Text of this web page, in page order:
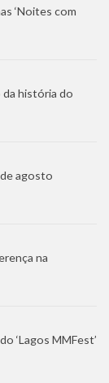
‘Noites com
história do
agosto
na
‘Lagos MMFest’